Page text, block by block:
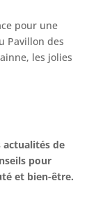
pour une
Pavillon des
les jolies
actualités de
pour
et bien-être.